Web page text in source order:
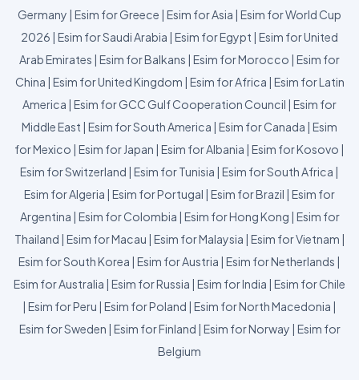
Germany | Esim for Greece | Esim for Asia | Esim for World Cup
2026 | Esim for Saudi Arabia | Esim for Egypt | Esim for United
Arab Emirates | Esim for Balkans | Esim for Morocco | Esim for
China | Esim for United Kingdom | Esim for Africa | Esim for Latin
America | Esim for GCC Gulf Cooperation Council | Esim for
Middle East | Esim for South America | Esim for Canada | Esim
for Mexico | Esim for Japan | Esim for Albania | Esim for Kosovo |
Esim for Switzerland | Esim for Tunisia | Esim for South Africa |
Esim for Algeria | Esim for Portugal | Esim for Brazil | Esim for
Argentina | Esim for Colombia | Esim for Hong Kong | Esim for
Thailand | Esim for Macau | Esim for Malaysia | Esim for Vietnam |
Esim for South Korea | Esim for Austria | Esim for Netherlands |
Esim for Australia | Esim for Russia | Esim for India | Esim for Chile
| Esim for Peru | Esim for Poland | Esim for North Macedonia |
Esim for Sweden | Esim for Finland | Esim for Norway | Esim for
Belgium